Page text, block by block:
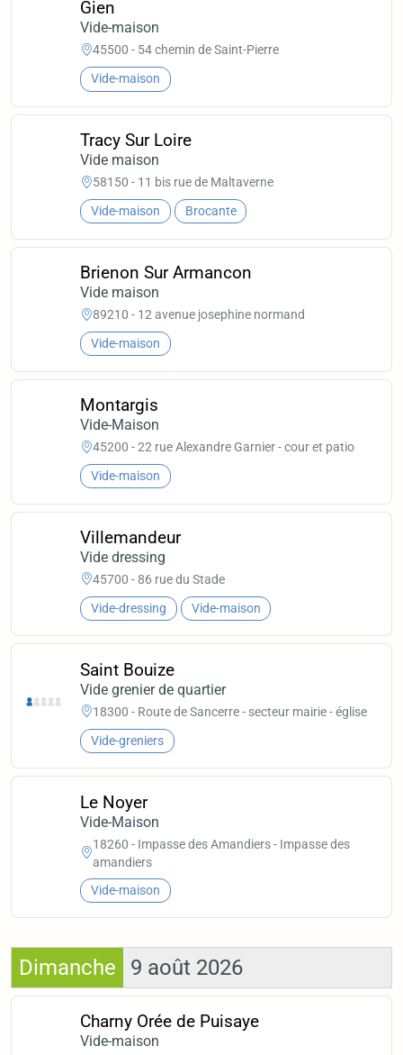
Gien
Vide-maison
45500 - 54 chemin de Saint-Pierre
Vide-maison
Tracy Sur Loire
Vide maison
58150 - 11 bis rue de Maltaverne
Vide-maison Brocante
Brienon Sur Armancon
Vide maison
89210 - 12 avenue josephine normand
Vide-maison
Montargis
Vide-Maison
45200 - 22 rue Alexandre Garnier - cour et patio
Vide-maison
Villemandeur
Vide dressing
45700 - 86 rue du Stade
Vide-dressing Vide-maison
Saint Bouize
Vide grenier de quartier
18300 - Route de Sancerre - secteur mairie - église
Vide-greniers
Le Noyer
Vide-Maison
18260 - Impasse des Amandiers - Impasse des
amandiers
Vide-maison
Dimanche 9 août 2026
Charny Orée de Puisaye
Vide-maison